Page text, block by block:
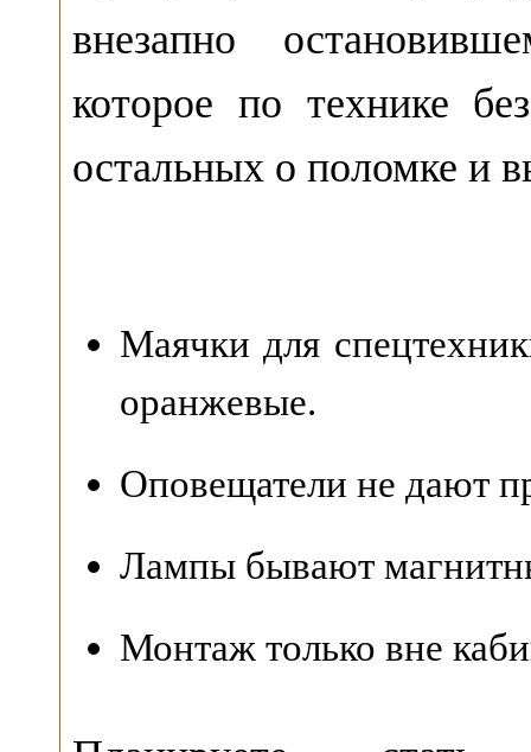
внезапно
которое по технике
остальных о поломке и
Маячки для
оранжевые.
Оповещатели не дают
Лампы бывают
Монтаж только вне